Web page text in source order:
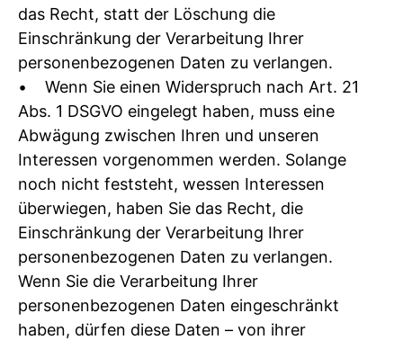
das Recht, statt der Löschung die
Einschränkung der Verarbeitung Ihrer
personenbezogenen Daten zu verlangen.
• Wenn Sie einen Widerspruch nach Art. 21
Abs. 1 DSGVO eingelegt haben, muss eine
Abwägung zwischen Ihren und unseren
Interessen vorgenommen werden. Solange
noch nicht feststeht, wessen Interessen
überwiegen, haben Sie das Recht, die
Einschränkung der Verarbeitung Ihrer
personenbezogenen Daten zu verlangen.
Wenn Sie die Verarbeitung Ihrer
personenbezogenen Daten eingeschränkt
haben, dürfen diese Daten – von ihrer